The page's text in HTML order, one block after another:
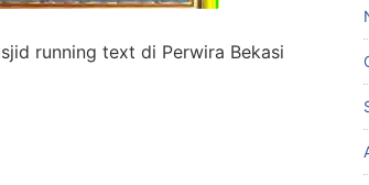
running text di Perwira Bekasi